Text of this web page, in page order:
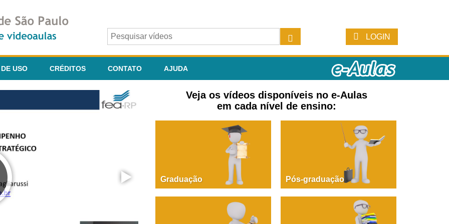
LOGIN
USO CRÉDITOS CONTATO AJUDA
Veja os vídeos disponíveis no e-Aulas
em cada nível de ensino:
Graduação Pós-graduação